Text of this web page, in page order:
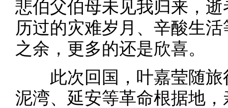
悲伯父伯母未见我归来，
历过的灾难岁月、辛酸生
之余，更多的还是欣喜。
此次回国，叶嘉莹随旅
泥湾、延安等革命根据地